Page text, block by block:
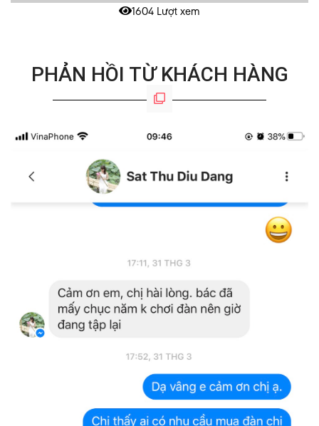
1604 Lượt xem
PHẢN HỒI TỪ KHÁCH HÀNG